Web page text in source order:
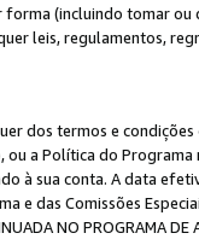
(incluindo tomar ou
leis, regulamentos,
dos termos e
a Política do
à sua conta. A data
e das Comissões
NO PROGRAMA DE